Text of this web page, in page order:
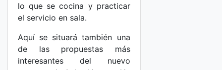
lo que se cocina y practicar
el servicio en sala.
Aquí se situará también una
de las propuestas más
interesantes del nuevo